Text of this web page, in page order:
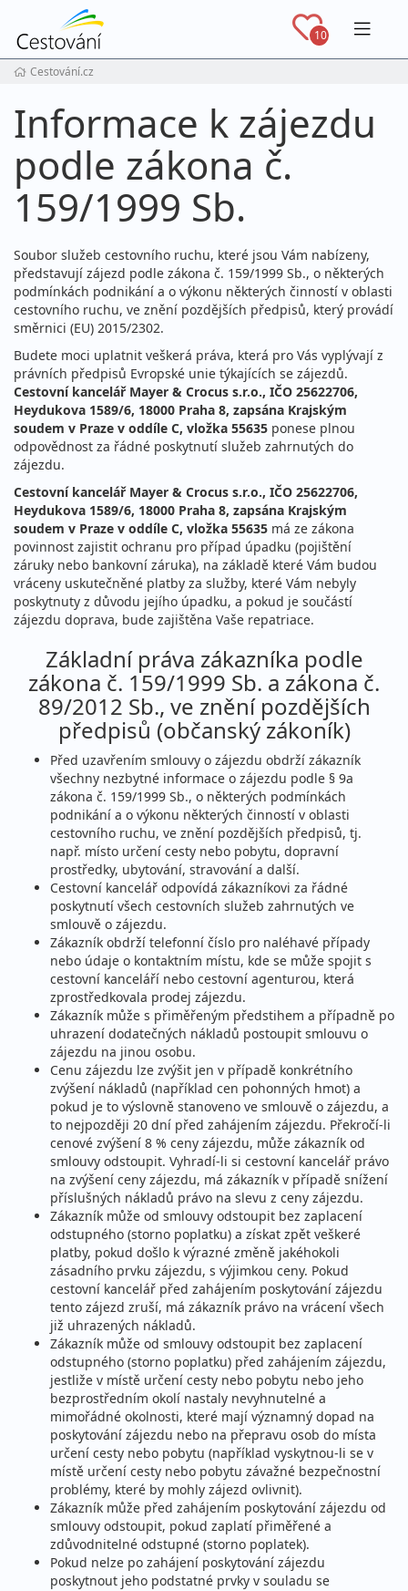
10
Cestování.cz
Informace k zájezdu
podle zákona č.
159/1999 Sb.
Soubor služeb cestovního ruchu, které jsou Vám nabízeny,
představují zájezd podle zákona č. 159/1999 Sb., o některých
podmínkách podnikání a o výkonu některých činností v oblasti
cestovního ruchu, ve znění pozdějších předpisů, který provádí
směrnici (EU) 2015/2302.
Budete moci uplatnit veškerá práva, která pro Vás vyplývají z
právních předpisů Evropské unie týkajících se zájezdů.
Cestovní kancelář Mayer & Crocus s.r.o., IČO 25622706,
Heydukova 1589/6, 18000 Praha 8, zapsána Krajským
soudem v Praze v oddíle C, vložka 55635 ponese plnou
odpovědnost za řádné poskytnutí služeb zahrnutých do
zájezdu.
Cestovní kancelář Mayer & Crocus s.r.o., IČO 25622706,
Heydukova 1589/6, 18000 Praha 8, zapsána Krajským
soudem v Praze v oddíle C, vložka 55635 má ze zákona
povinnost zajistit ochranu pro případ úpadku (pojištění
záruky nebo bankovní záruka), na základě které Vám budou
vráceny uskutečněné platby za služby, které Vám nebyly
poskytnuty z důvodu jejího úpadku, a pokud je součástí
zájezdu doprava, bude zajištěna Vaše repatriace.
Základní práva zákazníka podle
zákona č. 159/1999 Sb. a zákona č.
89/2012 Sb., ve znění pozdějších
předpisů (občanský zákoník)
Před uzavřením smlouvy o zájezdu obdrží zákazník
všechny nezbytné informace o zájezdu podle § 9a
zákona č. 159/1999 Sb., o některých podmínkách
podnikání a o výkonu některých činností v oblasti
cestovního ruchu, ve znění pozdějších předpisů, tj.
např. místo určení cesty nebo pobytu, dopravní
prostředky, ubytování, stravování a další.
Cestovní kancelář odpovídá zákazníkovi za řádné
poskytnutí všech cestovních služeb zahrnutých ve
smlouvě o zájezdu.
Zákazník obdrží telefonní číslo pro naléhavé případy
nebo údaje o kontaktním místu, kde se může spojit s
cestovní kanceláří nebo cestovní agenturou, která
zprostředkovala prodej zájezdu.
Zákazník může s přiměřeným předstihem a případně po
uhrazení dodatečných nákladů postoupit smlouvu o
zájezdu na jinou osobu.
Cenu zájezdu lze zvýšit jen v případě konkrétního
zvýšení nákladů (například cen pohonných hmot) a
pokud je to výslovně stanoveno ve smlouvě o zájezdu, a
to nejpozději 20 dní před zahájením zájezdu. Překročí-li
cenové zvýšení 8 % ceny zájezdu, může zákazník od
smlouvy odstoupit. Vyhradí-li si cestovní kancelář právo
na zvýšení ceny zájezdu, má zákazník v případě snížení
příslušných nákladů právo na slevu z ceny zájezdu.
Zákazník může od smlouvy odstoupit bez zaplacení
odstupného (storno poplatku) a získat zpět veškeré
platby, pokud došlo k výrazné změně jakéhokoli
zásadního prvku zájezdu, s výjimkou ceny. Pokud
cestovní kancelář před zahájením poskytování zájezdu
tento zájezd zruší, má zákazník právo na vrácení všech
již uhrazených nákladů.
Zákazník může od smlouvy odstoupit bez zaplacení
odstupného (storno poplatku) před zahájením zájezdu,
jestliže v místě určení cesty nebo pobytu nebo jeho
bezprostředním okolí nastaly nevyhnutelné a
mimořádné okolnosti, které mají významný dopad na
poskytování zájezdu nebo na přepravu osob do místa
určení cesty nebo pobytu (například vyskytnou-li se v
místě určení cesty nebo pobytu závažné bezpečnostní
problémy, které by mohly zájezd ovlivnit).
Zákazník může před zahájením poskytování zájezdu od
smlouvy odstoupit, pokud zaplatí přiměřené a
zdůvodnitelné odstupné (storno poplatek).
Pokud nelze po zahájení poskytování zájezdu
poskytnout jeho podstatné prvky v souladu se